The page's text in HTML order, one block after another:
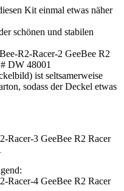
Kit einmal etwas näher
schönen und stabilen
ist seltsamerweise
sodass der Deckel etwas